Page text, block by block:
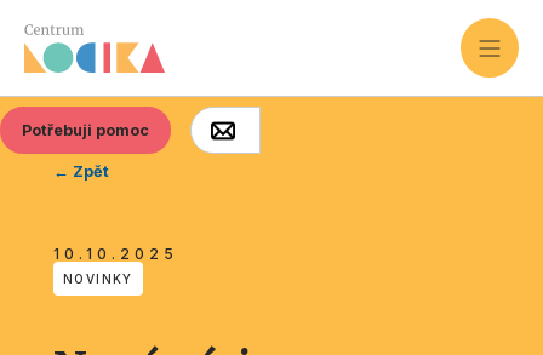
Potřebuji pomoc
← Zpět
10.10.2025
NOVINKY